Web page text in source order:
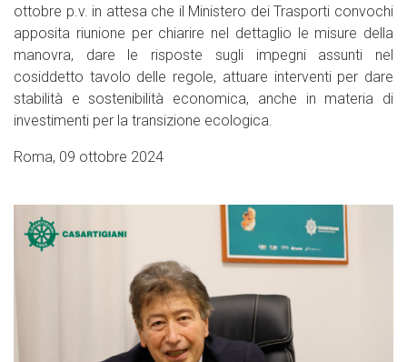
ottobre p.v. in attesa che il Ministero dei Trasporti convochi
apposita riunione per chiarire nel dettaglio le misure della
manovra, dare le risposte sugli impegni assunti nel
cosiddetto tavolo delle regole, attuare interventi per dare
stabilità e sostenibilità economica, anche in materia di
investimenti per la transizione ecologica.
Roma, 09 ottobre 2024